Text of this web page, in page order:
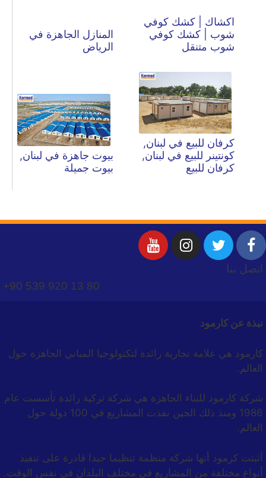
اكشاك | كشك كوفي
شوب | كشك كوفي
شوب متنقل
المنازل الجاهزة في
الرياض
كرفان للبيع في لبنان,
كونتينر للبيع في لبنان,
كرفان للبيع
بيوت جاهزة في لبنان,
بيوت جميلة
اتصل بنا
+90 539 920 13 80
نبذة عن كارمود
كارمود هي علامة تجارية رائدة لتكنولوجيا المباني الجاهزة حول
العالم.
شركة كارمود للبناء الجاهزة هي شركة تركية رائدة تأسست عام
1986 ومنذ ذلك الحين نفذت المشاريع في 100 دولة حول
العالم.
أثبتت كرمود أنها شركة منظمة تنظيما جيدا قادرة على تنفيذ
أنواع مختلفة من المشاريع في مختلف البلدان في نفس الوقت.